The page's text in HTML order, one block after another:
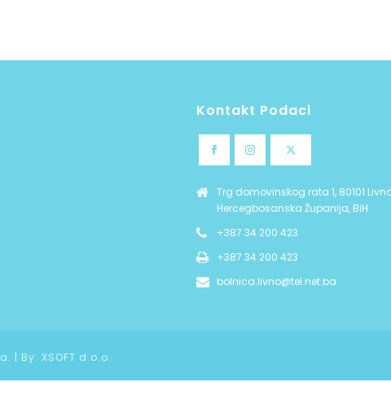
Kontakt Podaci
Trg domovinskog rata 1, 80101
Hercegbosanska Županija, BiH
+387 34 200 423
+387 34 200 423
bolnica.livno@tel.net.ba
| By: XSOFT d.o.o.